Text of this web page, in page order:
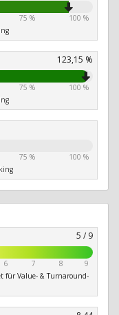
75 %
100 %
123,15 %
75 %
100 %
75 %
100 %
5 / 9
6 7 8
9
für Value- & Turnaround-